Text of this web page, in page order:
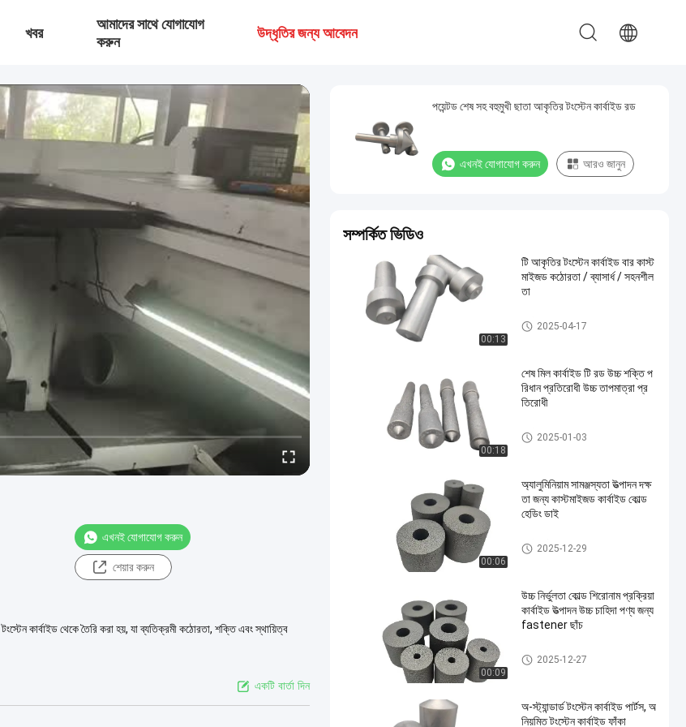
খবর
আমাদের সাথে যোগাযোগ
করুন
উদ্ধৃতির জন্য আবেদন
এখনই যোগাযোগ করুন
শেয়ার করুন
কার্বাইড থেকে তৈরি করা হয়, যা ব্যতিক্রমী কঠোরতা, শক্তি এবং স্থায়িত্ব
একটি বার্তা দিন
পয়েন্টড শেষ সহ বহুমুখী ছাতা আকৃতির টংস্টেন কার্বাইড রড
এখনই যোগাযোগ করুন আরও জানুন
সম্পর্কিত ভিডিও
00:13
টি আকৃতির টংস্টেন কার্বাইড বার কাস্ট
মাইজড কঠোরতা / ব্যাসার্ধ / সহনশীল
তা
কার্বাইড টি রড
2025-04-17
00:18
শেষ মিল কার্বাইড টি রড উচ্চ শক্তি প
রিধান প্রতিরোধী উচ্চ তাপমাত্রা প্র
তিরোধী
কার্বাইড টি রড
2025-01-03
00:06
অ্যালুমিনিয়াম সামঞ্জস্যতা উত্পাদন দক্ষ
তা জন্য কাস্টমাইজড কার্বাইড কোল্ড
হেডিং ডাই
কার্বাইড ঠান্ডা শিরোনাম মারা
2025-12-29
00:09
উচ্চ নির্ভুলতা কোল্ড শিরোনাম প্রক্রিয়া
কার্বাইড উত্পাদন উচ্চ চাহিদা পণ্য জন্য
fastener ছাঁচ
কার্বাইড ঠান্ডা শিরোনাম মারা
2025-12-27
অ-স্ট্যান্ডার্ড টংস্টেন কার্বাইড পার্টস, অ
নিয়মিত টংস্টেন কার্বাইড ফাঁকা